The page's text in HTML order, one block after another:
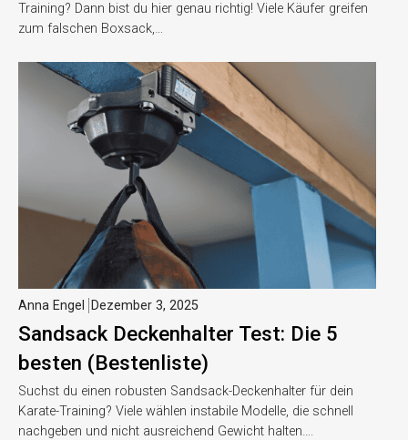
Training? Dann bist du hier genau richtig! Viele Käufer greifen
zum falschen Boxsack,…
Sandsack Deckenhalter Test: Die 5
besten (Bestenliste)
Anna Engel Dezember 3, 2025
Suchst du einen robusten Sandsack-Deckenhalter für dein
Karate-Training? Viele wählen instabile Modelle, die schnell
nachgeben und nicht ausreichend Gewicht halten….